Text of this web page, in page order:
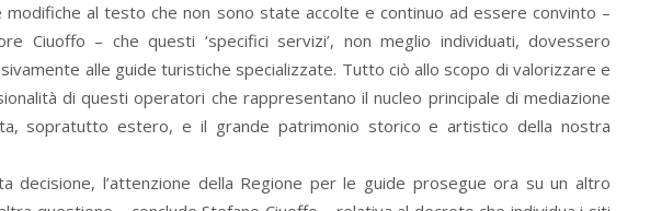
modifiche al testo che non sono state accolte e continuo ad essere convinto –
Ciuoffo – che questi ‘specifici servizi’, non meglio individuati, dovessero
alle guide turistiche specializzate. Tutto ciò allo scopo di valorizzare e
di questi operatori che rappresentano il nucleo principale di mediazione
sopratutto estero, e il grande patrimonio storico e artistico della nostra
decisione, l’attenzione della Regione per le guide prosegue ora su un altro